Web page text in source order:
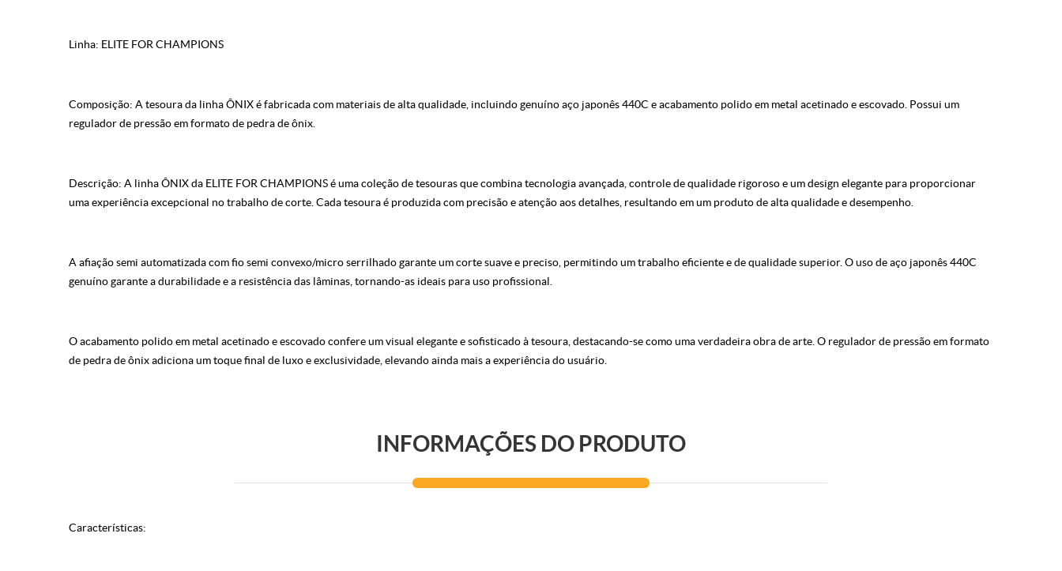
Linha: ELITE FOR CHAMPIONS
Composição: A tesoura da linha ÔNIX é fabricada com materiais de alta qualidade, incluindo genuíno aço japonês 440C e acabamento polido em metal acetinado e escovado. Possui um
regulador de pressão em formato de pedra de ônix.
Descrição: A linha ÔNIX da ELITE FOR CHAMPIONS é uma coleção de tesouras que combina tecnologia avançada, controle de qualidade rigoroso e um design elegante para proporcionar
uma experiência excepcional no trabalho de corte. Cada tesoura é produzida com precisão e atenção aos detalhes, resultando em um produto de alta qualidade e desempenho.
A afiação semi automatizada com fio semi convexo/micro serrilhado garante um corte suave e preciso, permitindo um trabalho eficiente e de qualidade superior. O uso de aço japonês 440C
genuíno garante a durabilidade e a resistência das lâminas, tornando-as ideais para uso profissional.
O acabamento polido em metal acetinado e escovado confere um visual elegante e sofisticado à tesoura, destacando-se como uma verdadeira obra de arte. O regulador de pressão em formato
de pedra de ônix adiciona um toque final de luxo e exclusividade, elevando ainda mais a experiência do usuário.
INFORMAÇÕES DO PRODUTO
Características: